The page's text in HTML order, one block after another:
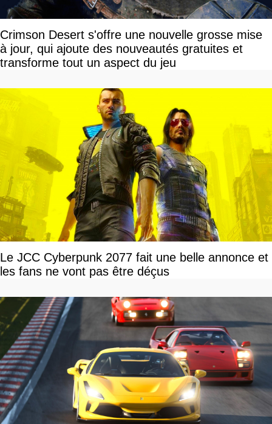
Crimson Desert s'offre une nouvelle grosse mise
à jour, qui ajoute des nouveautés gratuites et
transforme tout un aspect du jeu
Le JCC Cyberpunk 2077 fait une belle annonce et
les fans ne vont pas être déçus